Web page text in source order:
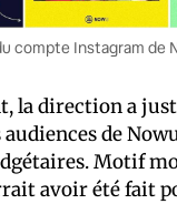
compte Instagram de
la direction a
de
Motif
avoir été fait